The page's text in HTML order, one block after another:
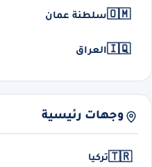
🇴🇲سلطنة عمان
🇮🇶العراق
وجهات رئيسية
🇹🇷تركيا